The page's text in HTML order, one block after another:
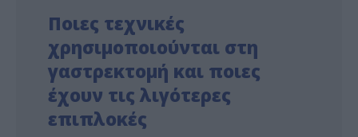
Ποιες τεχνικές
χρησιμοποιούνται στη
γαστρεκτομή και ποιες
έχουν τις λιγότερες
επιπλοκές